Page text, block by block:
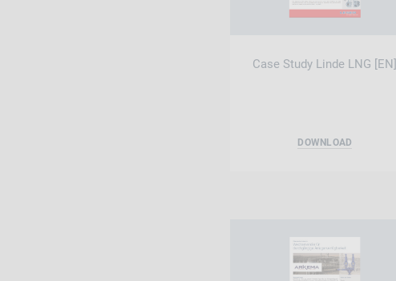
Case Study Linde LNG [EN]
DOWNLOAD